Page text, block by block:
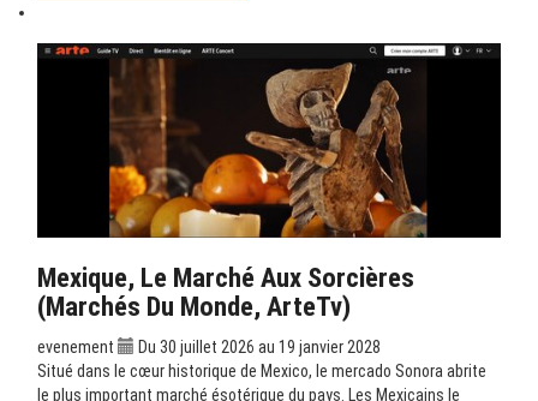
Mexique, Le Marché Aux Sorcières
(Marchés Du Monde, ArteTv)
evenement
Du 30 juillet 2026 au 19 janvier 2028
Situé dans le cœur historique de Mexico, le mercado Sonora abrite
le plus important marché ésotérique du pays. Les Mexicains le